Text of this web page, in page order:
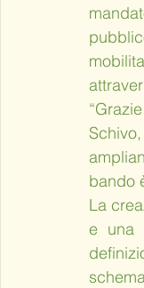
bando
La
e una